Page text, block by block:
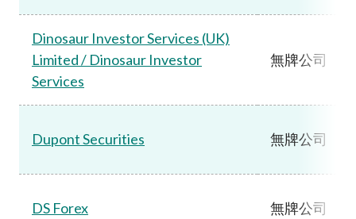
Dinosaur Investor Services (UK)
Limited / Dinosaur Investor
Services
無牌公司
Dupont Securities 無牌公司
DS Forex 無牌公司